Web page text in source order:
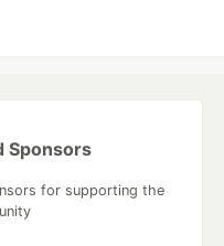
Sponsors
for supporting the